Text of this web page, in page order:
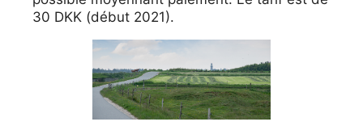
30 DKK (début 2021).